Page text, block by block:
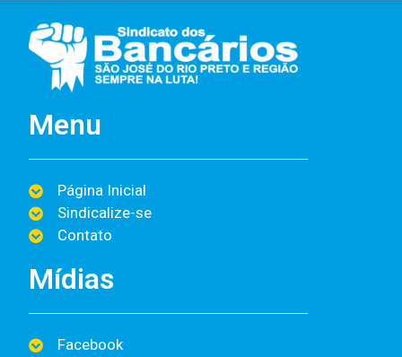
Menu
Página Inicial
Sindicalize-se
Contato
Mídias
Facebook